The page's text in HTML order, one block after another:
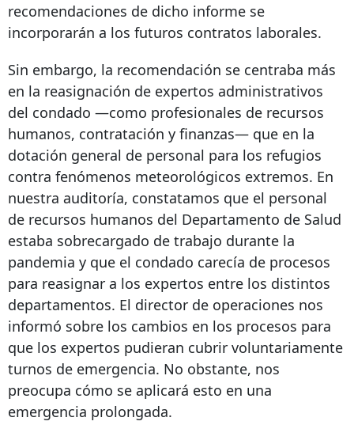
recomendaciones de dicho informe se
incorporarán a los futuros contratos laborales.
Sin embargo, la recomendación se centraba más
en la reasignación de expertos administrativos
del condado —como profesionales de recursos
humanos, contratación y finanzas— que en la
dotación general de personal para los refugios
contra fenómenos meteorológicos extremos. En
nuestra auditoría, constatamos que el personal
de recursos humanos del Departamento de Salud
estaba sobrecargado de trabajo durante la
pandemia y que el condado carecía de procesos
para reasignar a los expertos entre los distintos
departamentos. El director de operaciones nos
informó sobre los cambios en los procesos para
que los expertos pudieran cubrir voluntariamente
turnos de emergencia. No obstante, nos
preocupa cómo se aplicará esto en una
emergencia prolongada.